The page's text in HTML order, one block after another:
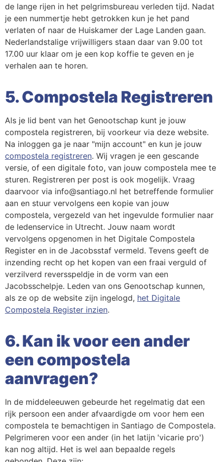
de lange rijen in het pelgrimsbureau verleden tijd. Nadat
je een nummertje hebt getrokken kun je het pand
verlaten of naar de Huiskamer der Lage Landen gaan.
Nederlandstalige vrijwilligers staan daar van 9.00 tot
17.00 uur klaar om je een kop koffie te geven en je
verhalen aan te horen.
5. Compostela Registreren
Als je lid bent van het Genootschap kunt je jouw
compostela registreren, bij voorkeur via deze website.
Na inloggen ga je naar "mijn account" en kun je jouw
compostela registreren. Wij vragen je een gescande
versie, of een digitale foto, van jouw compostela mee te
sturen. Registreren per post is ook mogelijk. Vraag
daarvoor via info@santiago.nl het betreffende formulier
aan en stuur vervolgens een kopie van jouw
compostela, vergezeld van het ingevulde formulier naar
de ledenservice in Utrecht. Jouw naam wordt
vervolgens opgenomen in het Digitale Compostela
Register en in de Jacobsstaf vermeld. Tevens geeft de
inzending recht op het kopen van een fraai verguld of
verzilverd reversspeldje in de vorm van een
Jacobsschelpje. Leden van ons Genootschap kunnen,
als ze op de website zijn ingelogd, het Digitale
Compostela Register inzien.
6. Kan ik voor een ander
een compostela
aanvragen?
In de middeleeuwen gebeurde het regelmatig dat een
rijk persoon een ander afvaardigde om voor hem een
compostela te bemachtigen in Santiago de Compostela.
Pelgrimeren voor een ander (in het latijn 'vicarie pro')
kan nog altijd. Het is wel aan bepaalde regels